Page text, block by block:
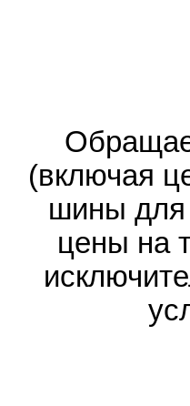
(включая
шины для
цены на